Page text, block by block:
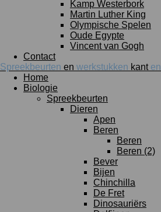
Kamp Westerbork
Martin Luther King
Olympische Spelen
Oude Egypte
Vincent van Gogh
Contact
Spreekbeurten en werkstukken kant en
Home
Biologie
Spreekbeurten
Dieren
Apen
Beren
Beren
Beren (2)
Bever
Bijen
Chinchilla
De Fret
Dinosauriërs